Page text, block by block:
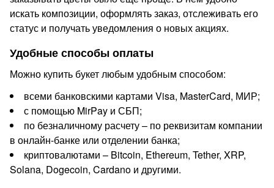
искать композиции, оформлять заказ, отслеживать его
статус и получать уведомления о новых акциях.
Удобные способы оплаты
Можно купить букет любым удобным способом:
всеми банковскими картами Visa, MasterCard, МИР;
с помощью MirPay и СБП;
по безналичному расчету – по реквизитам компании
в онлайн-банке или отделении банка;
криптовалютами – Bitcoin, Ethereum, Tether, XRP,
Solana, Dogecoin, Cardano и другими.